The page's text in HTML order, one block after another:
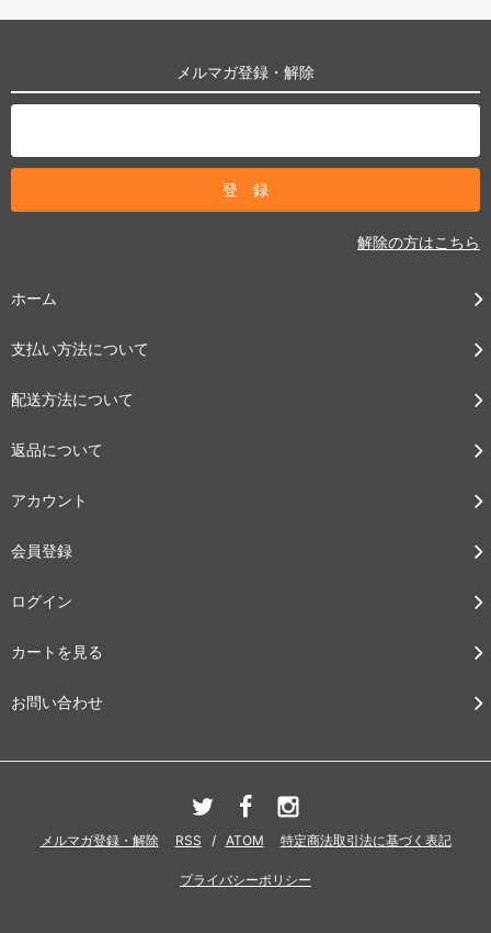
メルマガ登録・解除
解除の方はこちら
ホーム
支払い方法について
配送方法について
返品について
アカウント
会員登録
ログイン
カートを見る
お問い合わせ
メルマガ登録・解除 RSS / ATOM 特定商法取引法に基づく表記
プライバシーポリシー